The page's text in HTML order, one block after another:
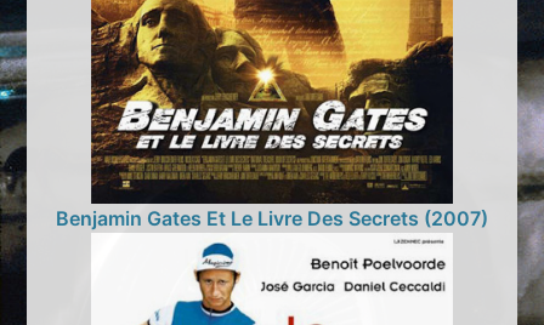
Benjamin Gates Et Le Livre Des Secrets (2007)